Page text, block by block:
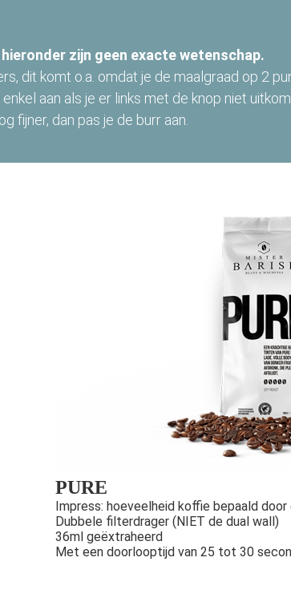
zijn geen exacte wetenschap.
dit komt o.a. omdat je de maalgraad op 2
aan als je er links met de knop niet
fijner, dan pas je de burr aan.
PURE
Impress: hoeveelheid koffie bepaald
Dubbele filterdrager (NIET de dual wall)
36ml geëxtraheerd
Met een doorlooptijd van 25 tot 30